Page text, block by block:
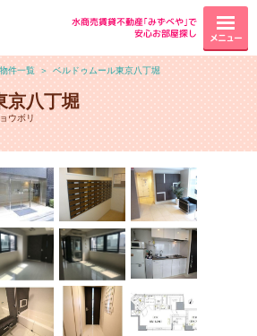
水商売賃貸不動産｢みずべや｣で
安心お部屋探し
メニュー
件一覧 ＞ ベルドゥムール東京八丁堀
京八丁堀
ウボリ